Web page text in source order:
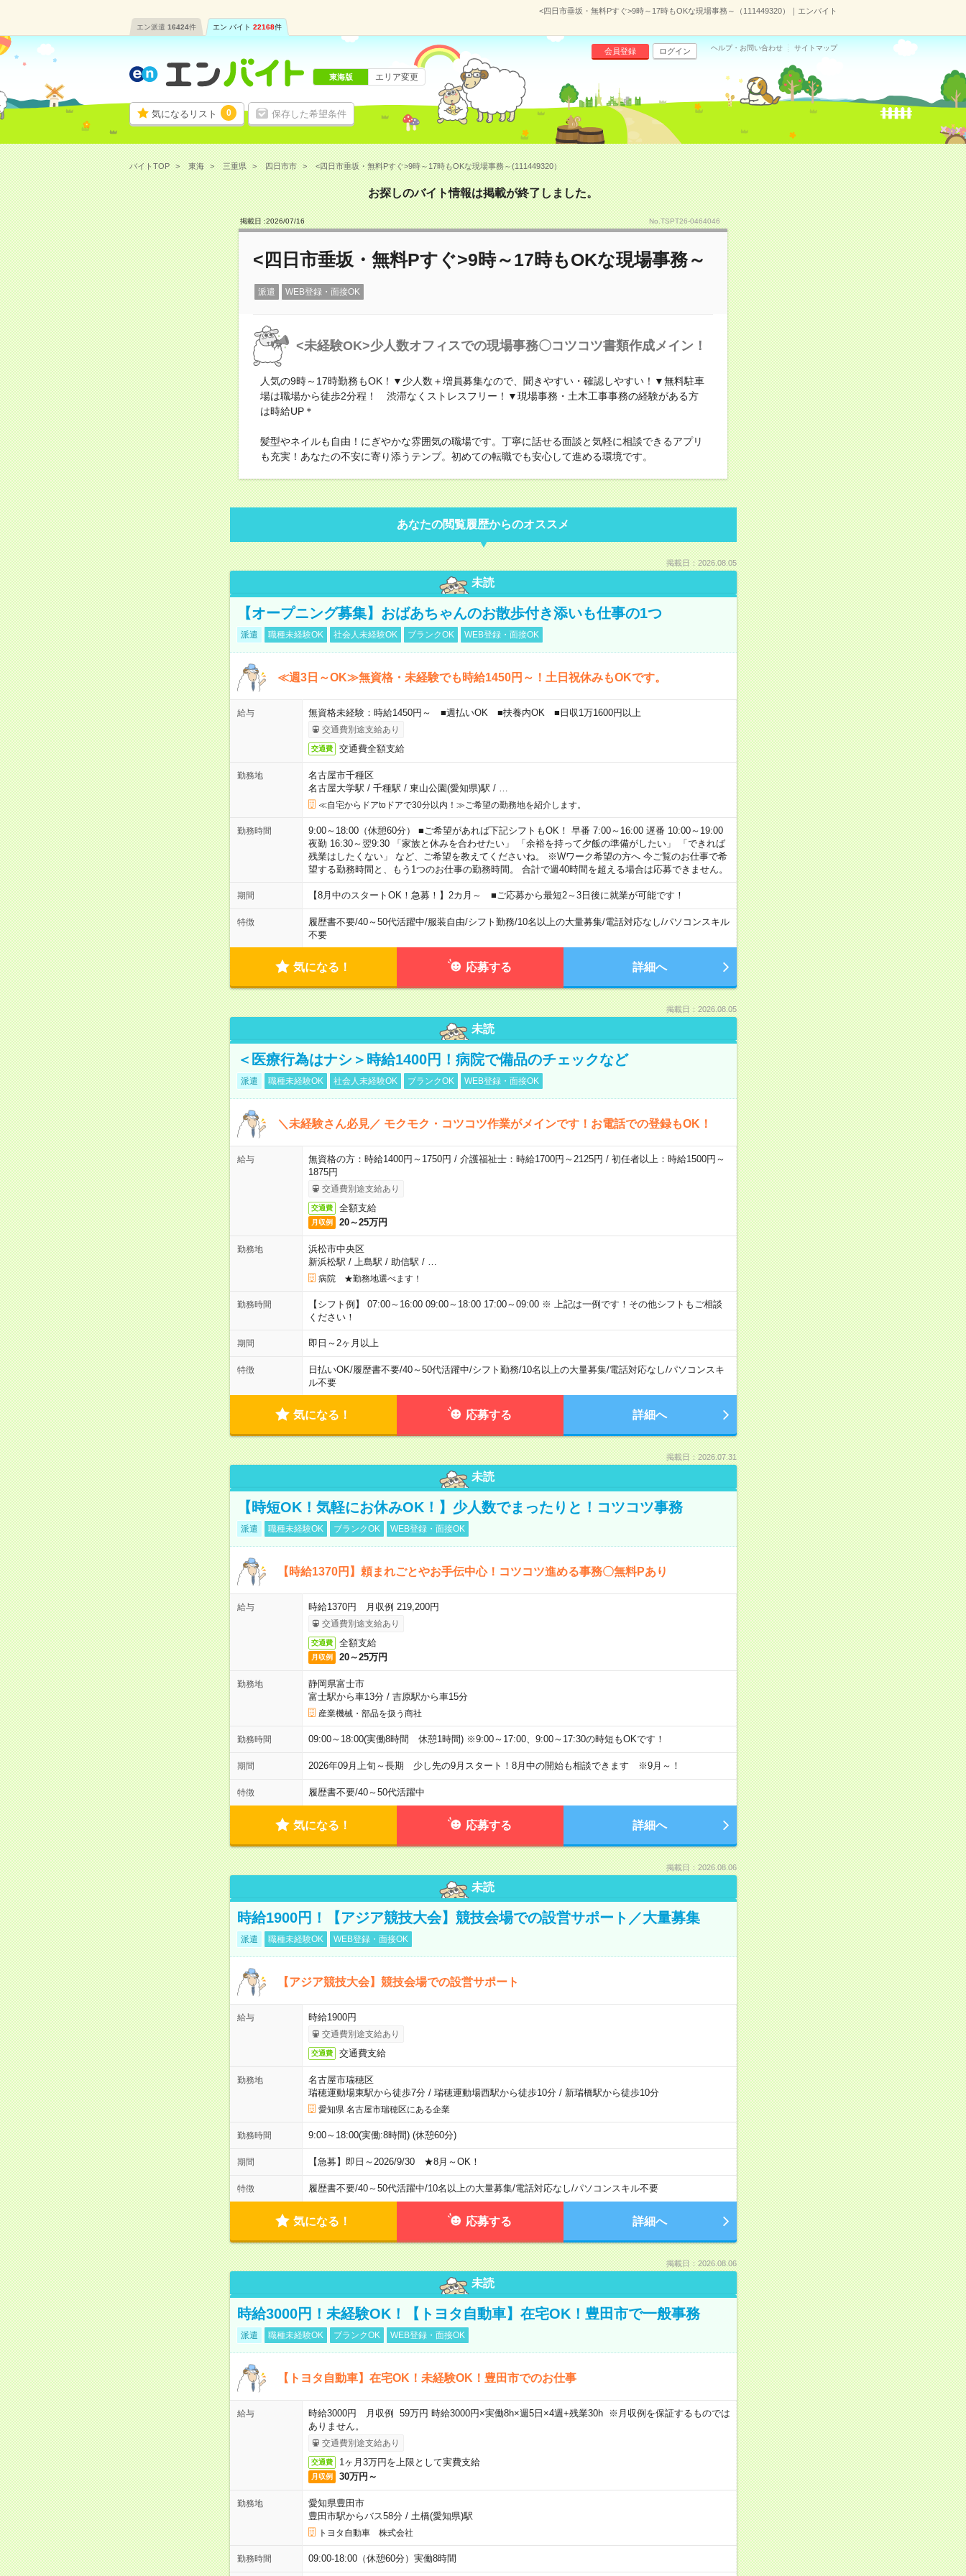
<四日市垂坂・無料Pすぐ>9時～17時もOKな現場事務～（111449320）｜エンバイト
エン派遣 16424件 エン バイト 22168件
気になるリスト 0 保存した希望条件
会員登録 ログイン ヘルプ・お問い合わせ サイトマップ
東海版 エリア変更
バイトTOP 東海 三重県 四日市市 <四日市垂坂・無料Pすぐ>9時～17時もOKな現場事務～(111449320）
お探しのバイト情報は掲載が終了しました。
掲載日 :2026/07/16 No.TSPT26-0464046
<四日市垂坂・無料Pすぐ>9時～17時もOKな現場事務～
派遣 WEB登録・面接OK
<未経験OK>少人数オフィスでの現場事務〇コツコツ書類作成メイン！
人気の9時～17時勤務もOK！▼少人数＋増員募集なので、聞きやすい・確認しやすい！▼無料駐車
場は職場から徒歩2分程！ 渋滞なくストレスフリー！▼現場事務・土木工事事務の経験がある方
は時給UP＊
髪型やネイルも自由！にぎやかな雰囲気の職場です。丁寧に話せる面談と気軽に相談できるアプリ
も充実！あなたの不安に寄り添うテンプ。初めての転職でも安心して進める環境です。
あなたの閲覧履歴からのオススメ
掲載日：2026.08.05
未読
【オープニング募集】おばあちゃんのお散歩付き添いも仕事の1つ
派遣 職種未経験OK 社会人未経験OK ブランクOK WEB登録・面接OK
≪週3日～OK≫無資格・未経験でも時給1450円～！土日祝休みもOKです。
給与 無資格未経験：時給1450円～ ■週払いOK ■扶養内OK ■日収1万1600円以上
交通費別途支給あり
交通費 交通費全額支給
勤務地
名古屋市千種区
名古屋大学駅 / 千種駅 / 東山公園(愛知県)駅 /
≪自宅からドアtoドアで30分以内！≫ご希望の勤務地を紹介します。
勤務時間
9:00～18:00（休憩60分） ■ご希望があれば下記シフトもOK！ 早番 7:00～16:00 遅番 10:00～19:00
夜勤 16:30～翌9:30 「家族と休みを合わせたい」 「余裕を持って夕飯の準備がしたい」 「できれば
残業はしたくない」 など、ご希望を教えてくださいね。 ※Wワーク希望の方へ 今ご覧のお仕事で希
望する勤務時間と、もう1つのお仕事の勤務時間。 合計で週40時間を超える場合は応募できません。
期間 【8月中のスタートOK！急募！】2カ月～ ■ご応募から最短2～3日後に就業が可能です！
特徴 履歴書不要/40～50代活躍中/服装自由/シフト勤務/10名以上の大量募集/電話対応なし/パソコンスキル
不要
気になる！ 応募する 詳細へ
掲載日：2026.08.05
未読
＜医療行為はナシ＞時給1400円！病院で備品のチェックなど
派遣 職種未経験OK 社会人未経験OK ブランクOK WEB登録・面接OK
＼未経験さん必見／ モクモク・コツコツ作業がメインです！お電話での登録もOK！
給与
無資格の方：時給1400円～1750円 / 介護福祉士：時給1700円～2125円 / 初任者以上：時給1500円～
1875円
交通費別途支給あり
交通費 全額支給
月収例 20～25万円
勤務地
浜松市中央区
新浜松駅 / 上島駅 / 助信駅 /
病院 ★勤務地選べます！
勤務時間
【シフト例】 07:00～16:00 09:00～18:00 17:00～09:00 ※ 上記は一例です！その他シフトもご相談
ください！
期間 即日～2ヶ月以上
特徴 日払いOK/履歴書不要/40～50代活躍中/シフト勤務/10名以上の大量募集/電話対応なし/パソコンスキ
ル不要
気になる！ 応募する 詳細へ
掲載日：2026.07.31
未読
【時短OK！気軽にお休みOK！】少人数でまったりと！コツコツ事務
派遣 職種未経験OK ブランクOK WEB登録・面接OK
【時給1370円】頼まれごとやお手伝中心！コツコツ進める事務〇無料Pあり
給与 時給1370円 月収例 219,200円
交通費別途支給あり
交通費 全額支給
月収例 20～25万円
勤務地
静岡県富士市
富士駅から車13分/ 吉原駅から車15分
産業機械・部品を扱う商社
勤務時間 09:00～18:00(実働8時間 休憩1時間) ※9:00～17:00、9:00～17:30の時短もOKです！
期間 2026年09月上旬～長期 少し先の9月スタート！8月中の開始も相談できます ※9月～！
特徴 履歴書不要/40～50代活躍中
気になる！ 応募する 詳細へ
掲載日：2026.08.06
未読
時給1900円！【アジア競技大会】競技会場での設営サポート／大量募集
派遣 職種未経験OK WEB登録・面接OK
【アジア競技大会】競技会場での設営サポート
給与 時給1900円
交通費別途支給あり
交通費 交通費支給
勤務地
名古屋市瑞穂区
瑞穂運動場東駅から徒歩7分/ 瑞穂運動場西駅から徒歩10分/ 新瑞橋駅から徒歩10分
愛知県 名古屋市瑞穂区にある企業
勤務時間 9:00～18:00(実働:8時間) (休憩60分)
期間 【急募】即日～2026/9/30 ★8月～OK！
特徴 履歴書不要/40～50代活躍中/10名以上の大量募集/電話対応なし/パソコンスキル不要
気になる！ 応募する 詳細へ
掲載日：2026.08.06
未読
時給3000円！未経験OK！【トヨタ自動車】在宅OK！豊田市で一般事務
派遣 職種未経験OK ブランクOK WEB登録・面接OK
【トヨタ自動車】在宅OK！未経験OK！豊田市でのお仕事
給与
時給3000円 月収例 59万円 時給3000円×実働8h×週5日×4週+残業30h ※月収例を保証するものでは
ありません。
交通費別途支給あり
交通費 1ヶ月3万円を上限として実費支給
月収例 30万円～
勤務地
愛知県豊田市
豊田市駅からバス58分/ 土橋(愛知県)駅
トヨタ自動車 株式会社
勤務時間 09:00-18:00（休憩60分）実働8時間